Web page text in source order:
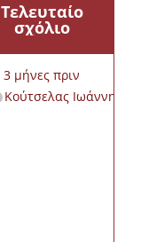
Τελευταίο
σχόλιο
3 μήνες πριν
Κούτσελας Ιωάννης